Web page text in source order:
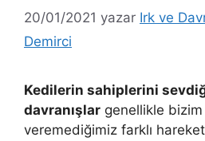
20/01/2021 yazar Irk ve
Demirci
Kedilerin sahiplerini
davranışlar genellikle
veremediğimiz farklı